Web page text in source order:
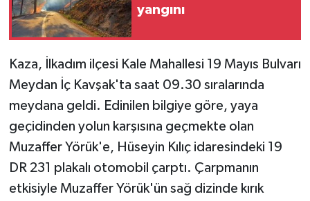
yangını
Kaza, İlkadım ilçesi Kale Mahallesi 19 Mayıs Bulvarı
Meydan İç Kavşak'ta saat 09.30 sıralarında
meydana geldi. Edinilen bilgiye göre, yaya
geçidinden yolun karşısına geçmekte olan
Muzaffer Yörük'e, Hüseyin Kılıç idaresindeki 19
DR 231 plakalı otomobil çarptı. Çarpmanın
etkisiyle Muzaffer Yörük'ün sağ dizinde kırık
Güvenlik
HABERDE İNSAN
İNSAN
İş Dünyası
Jandarma
Kadın